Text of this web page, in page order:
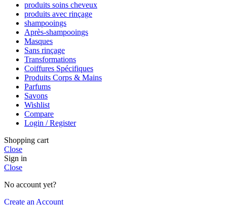
produits soins cheveux
produits avec rinçage
shampooings
Après-shampooings
Masques
Sans rinçage
Transformations
Coiffures Spécifiques
Produits Corps & Mains
Parfums
Savons
Wishlist
Compare
Login / Register
Shopping cart
Close
Sign in
Close
No account yet?
Create an Account